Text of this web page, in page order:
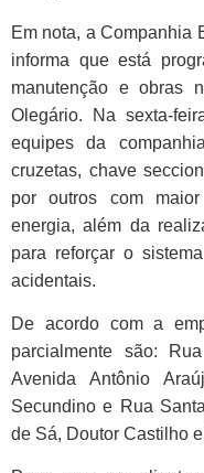
Em nota, a Companhia
informa que está
manutenção e obras
Olegário. Na sexta-
equipes da
cruzetas, chave
por outros com
energia, além da
para reforçar o
acidentais.
De acordo com a
parcialmente são:
Avenida Antônio
Secundino e Rua
de Sá, Doutor Castilho